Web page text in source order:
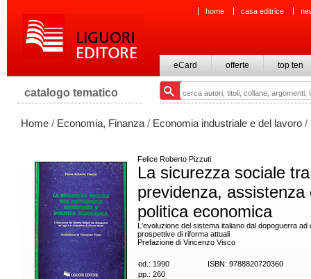
home casa editrice
eCard offerte top ten
catalogo tematico
Home / Economia, Finanza / Economia industriale e del lavoro /
Felice Roberto Pizzuti
La sicurezza sociale tra
previdenza, assistenza
politica economica
L'evoluzione del sistema italiano dal dopoguerra ad
prospettive di riforma attuali
Prefazione di Vincenzo Visco
ed.: 1990
ISBN: 9788820720360
pp.: 260